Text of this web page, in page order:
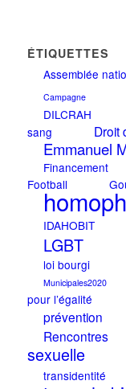
ÉTIQUETTES
Assemblée
Campagne
DILCRAH
sang
Droit
Emmanuel
Financement
Football
IDAHOBIT
LGBT
loi bourgi
Municipales2020
pour l’égalité
prévention
Rencontres
sexuelle
transidentité